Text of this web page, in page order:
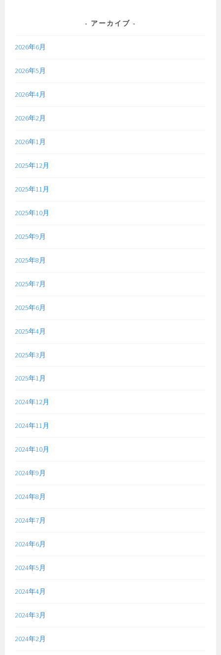
アーカイブ
2026年6月
2026年5月
2026年4月
2026年2月
2026年1月
2025年12月
2025年11月
2025年10月
2025年9月
2025年8月
2025年7月
2025年6月
2025年4月
2025年3月
2025年1月
2024年12月
2024年11月
2024年10月
2024年9月
2024年8月
2024年7月
2024年6月
2024年5月
2024年4月
2024年3月
2024年2月